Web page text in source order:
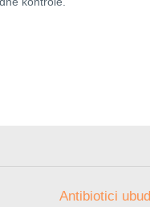
Antibiotici